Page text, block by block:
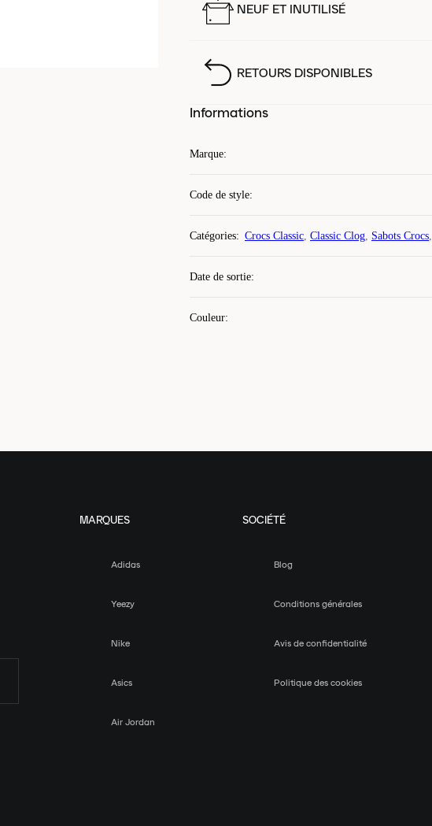
NEUF ET INUTILISÉ
RETOURS DISPONIBLES
Informations
Marque:
Code de style:
Catégories: Crocs Classic, Classic Clog, Sabots Crocs,
Date de sortie:
Couleur:
MARQUES
Adidas
Yeezy
Nike
Asics
Air Jordan
SOCIÉTÉ
Blog
Conditions générales
Avis de confidentialité
Politique des cookies